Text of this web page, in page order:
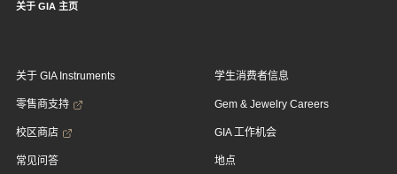
关于 GIA 主页
关于 GIA Instruments
零售商支持
校区商店
常见问答
学生消费者信息
Gem & Jewelry Careers
GIA 工作机会
地点